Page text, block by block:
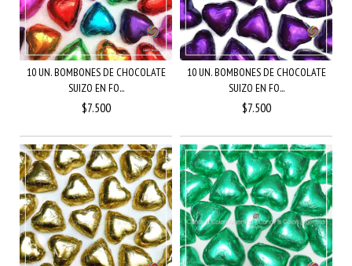
10 UN. BOMBONES DE CHOCOLATE
SUIZO EN FO...
$7.500
10 UN. BOMBONES DE CHOCOLATE
SUIZO EN FO...
$7.500